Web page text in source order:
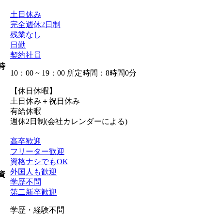
土日休み
完全週休2日制
残業なし
日勤
契約社員
10：00 ~ 19：00 所定時間：8時間0分
【休日休暇】
土日休み＋祝日休み
有給休暇
週休2日制(会社カレンダーによる)
高卒歓迎
フリーター歓迎
資格ナシでもOK
外国人も歓迎
学歴不問
第二新卒歓迎
学歴・経験不問